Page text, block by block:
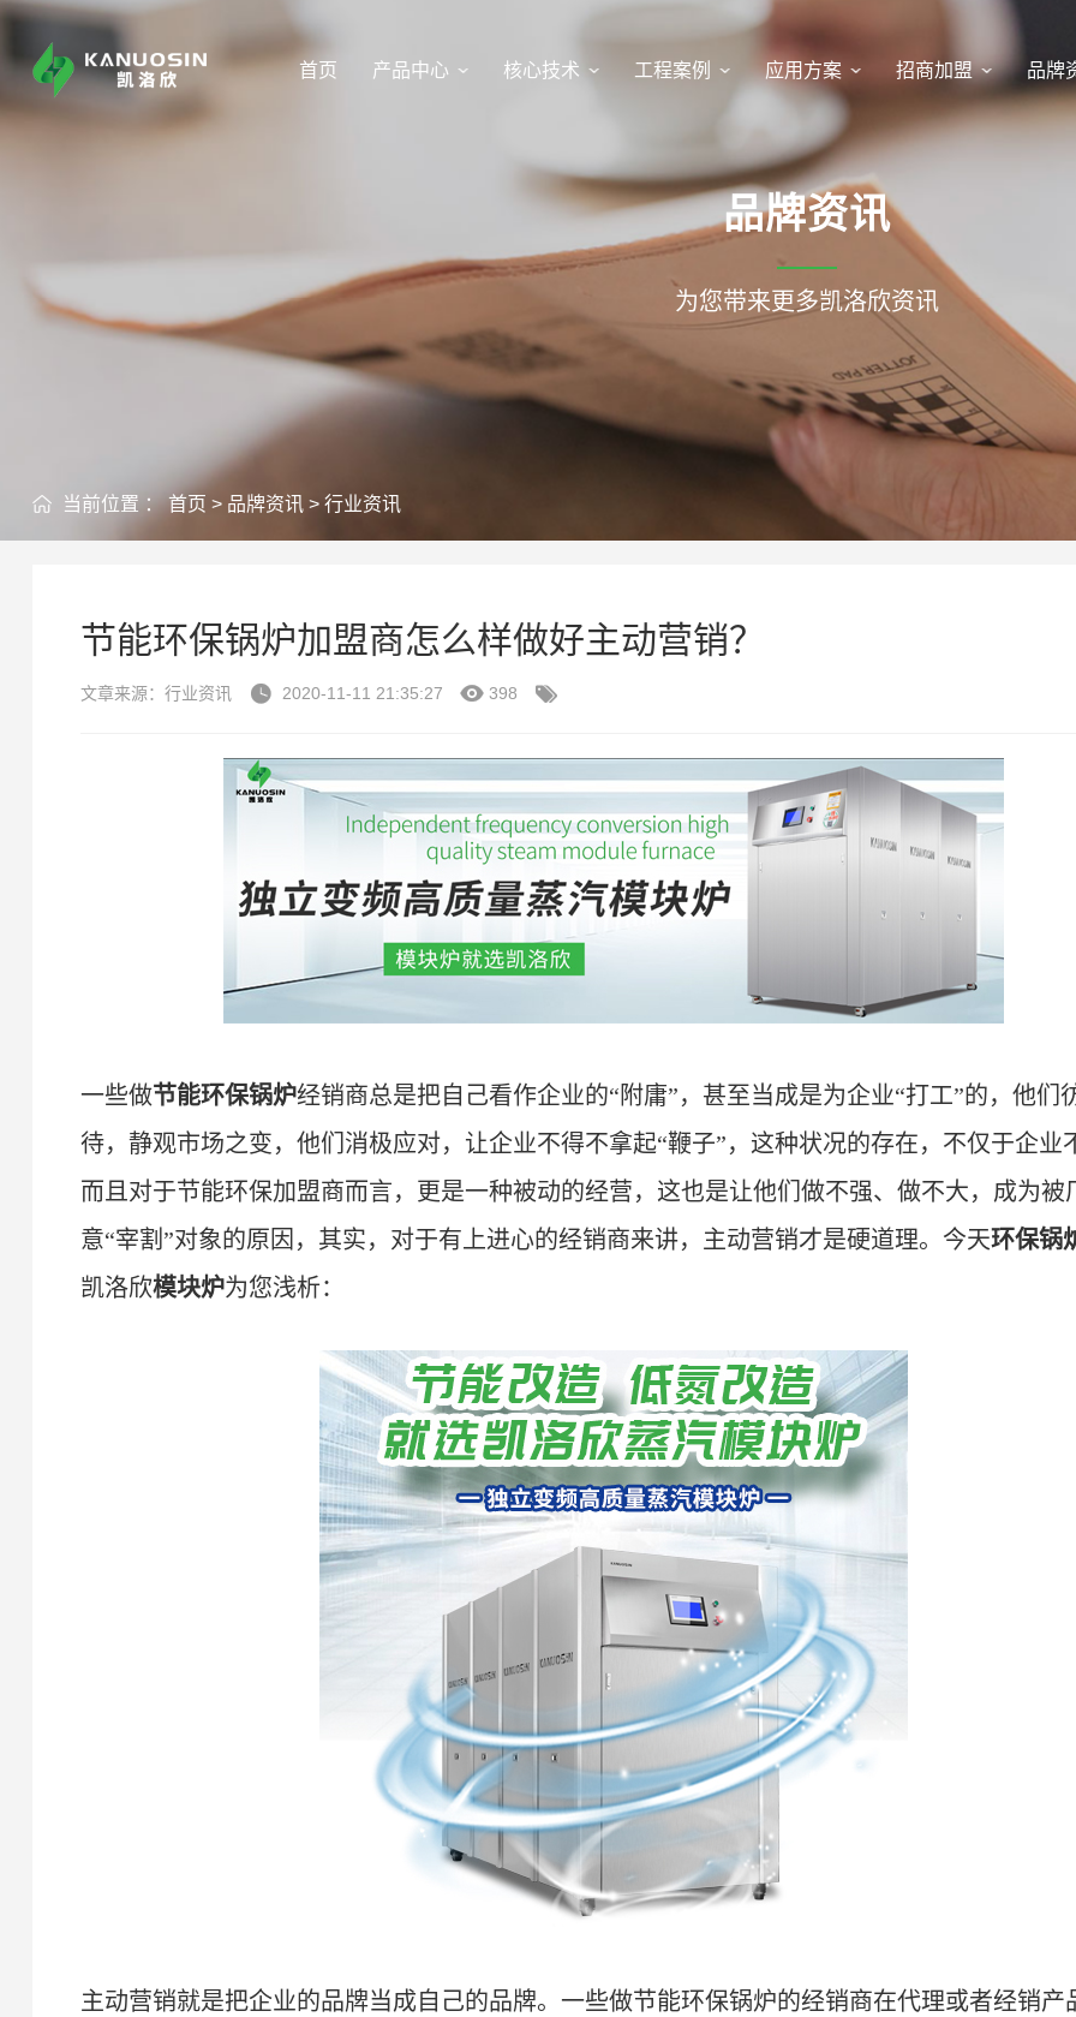
首页 产品中心 核心技术 工程案例 应用方案 招商加盟 品牌
品牌资讯
为您带来更多凯洛欣资讯
当前位置 ：首页 > 品牌资讯> 行业资讯
节能环保锅炉加盟商怎么样做好主动营销？
文章来源：行业资讯  2020-11-11 21:35:27  398 
一些做节能环保锅炉经销商总是把自己看作企业的“附庸”，甚至当成是为企业“打工”的，他们
待，静观市场之变，他们消极应对，让企业不得不拿起“鞭子”，这种状况的存在，不仅于企业
而且对于节能环保加盟商而言，更是一种被动的经营，这也是让他们做不强、做不大，成为被
意“宰割 ”对象的原因，其实，对于有上进心的经销商来讲，主动营销才是硬道理。 今天环保锅
凯洛欣模块炉为您浅析：
主动营销就是把企业的品牌当成自己的品牌。一些做节能环保锅炉的经销商在代理或者经销产